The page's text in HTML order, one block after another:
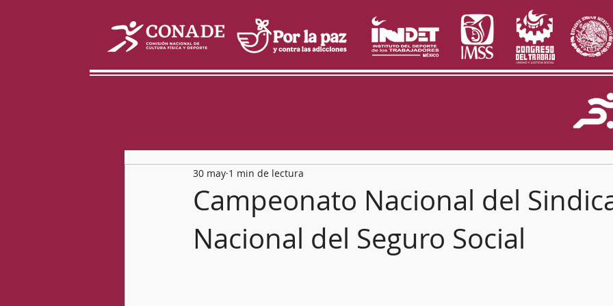
Campeonato Nacional del
Nacional del Seguro Social
30 may 1 min de lectura